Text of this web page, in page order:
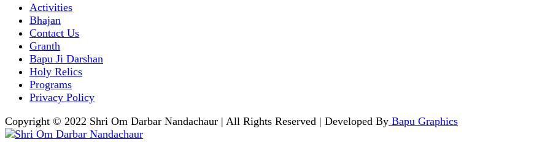
Activities
Bhajan
Contact Us
Granth
Bapu Ji Darshan
Holy Relics
Programs
Privacy Policy
Copyright © 2022 Shri Om Darbar Nandachaur | All Rights Reserved | Developed By Bapu Graphics